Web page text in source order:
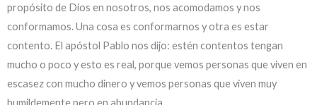
propósito de Dios en nosotros, nos acomodamos y nos
conformamos. Una cosa es conformarnos y otra es estar
contento. El apóstol Pablo nos dijo: estén contentos tengan
mucho o poco y esto es real, porque vemos personas que viven en
escasez con mucho dinero y vemos personas que viven muy
humildemente pero en abundancia.